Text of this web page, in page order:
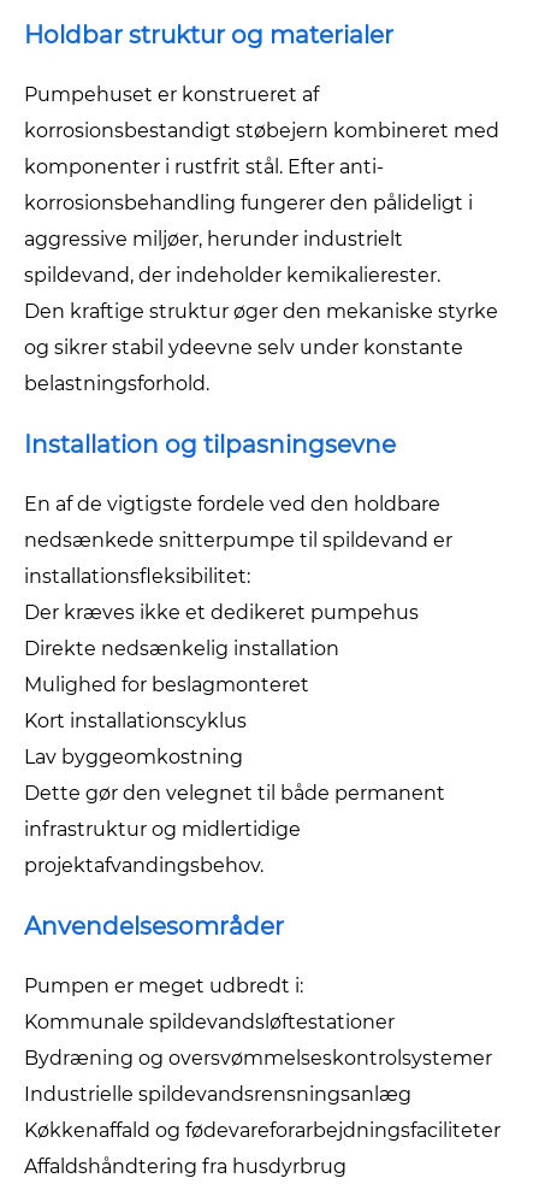
Holdbar struktur og materialer
Pumpehuset er konstrueret af
korrosionsbestandigt støbejern kombineret med
komponenter i rustfrit stål. Efter anti-
korrosionsbehandling fungerer den pålideligt i
aggressive miljøer, herunder industrielt
spildevand, der indeholder kemikalierester.
Den kraftige struktur øger den mekaniske styrke
og sikrer stabil ydeevne selv under konstante
belastningsforhold.
Installation og tilpasningsevne
En af de vigtigste fordele ved den holdbare
nedsænkede snitterpumpe til spildevand er
installationsfleksibilitet:
Der kræves ikke et dedikeret pumpehus
Direkte nedsænkelig installation
Mulighed for beslagmonteret
Kort installationscyklus
Lav byggeomkostning
Dette gør den velegnet til både permanent
infrastruktur og midlertidige
projektafvandingsbehov.
Anvendelsesområder
Pumpen er meget udbredt i:
Kommunale spildevandsløftestationer
Bydræning og oversvømmelseskontrolsystemer
Industrielle spildevandsrensningsanlæg
Køkkenaffald og fødevareforarbejdningsfaciliteter
Affaldshåndtering fra husdyrbrug